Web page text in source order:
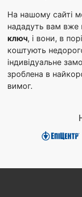
На нашому сайті
нададуть вам вже
ключ, і вони, в
коштують
індивідуальне
зроблена в
вимог.